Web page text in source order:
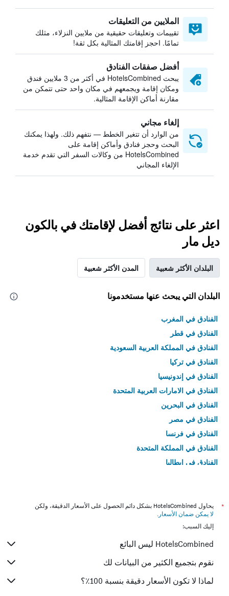
الملايين من التعليقات
تقييمات وتعليقات حقيقية من ملايين النزلاء، مثلك
تمامًا. احجز إقامتك المثالية بكل ثقة!
أفضل صفقات الفنادق
يبحث HotelsCombined في أكثر من 3 ملايين فندق
ومكان إقامة ويجمعهم في مكان واحد حتى تتمكن من
مقارنة أماكن الإقامة المثالية.
إلغاء مجاني
من الوارد أن تتغير الخطط — نتفهم ذلك. ولهذا يمكنك
البحث وحجز فنادق وأماكن إقامة على
HotelsCombined من وكالات السفر التي تقدم خدمة
الإلغاء المجاني
اعثر على نتائج أفضل لإقامتك في بالكون
ديل مار
البلدان الأكثر شعبية المدن الأكثر شعبية
البلدان التي يبحث عنها مستخدمونا
الفنادق في المغرب
الفنادق في قطر
الفنادق في المملكة العربية السعودية
الفنادق في تركيا
الفنادق في إندونيسيا
الفنادق في الامارات العربية المتحدة
الفنادق في البحرين
الفنادق في مصر
الفنادق في فرنسا
الفنادق في المملكة المتحدة
الفنادق في إيطاليا
*
يحاول HotelsCombined بشكل دائم الحصول على الأسعار الدقيقة، ولكن
لا يمكن ضمان الأسعار .
إليك السبب:
HotelsCombined ليس البائع
نقوم بتجميع الكثير من البيانات لك
لماذا لا تكون الأسعار دقيقة بنسبة 100٪؟